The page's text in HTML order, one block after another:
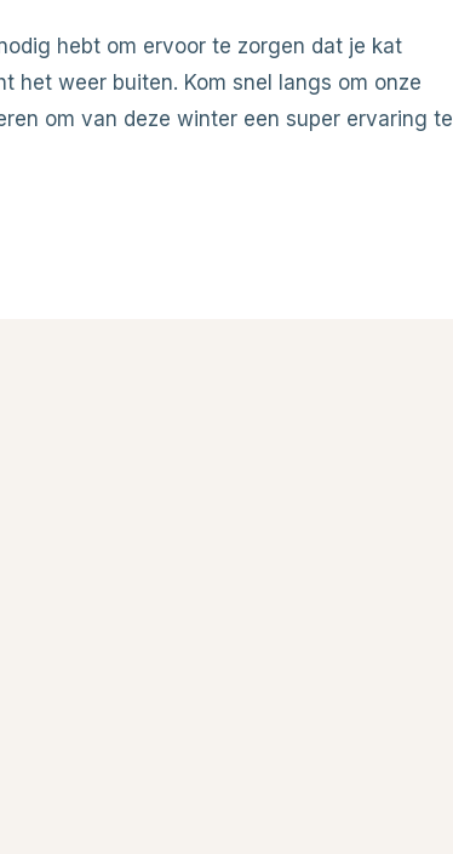
hebt om ervoor te zorgen dat je kat
het weer buiten. Kom snel langs om onze
om van deze winter een super ervaring te